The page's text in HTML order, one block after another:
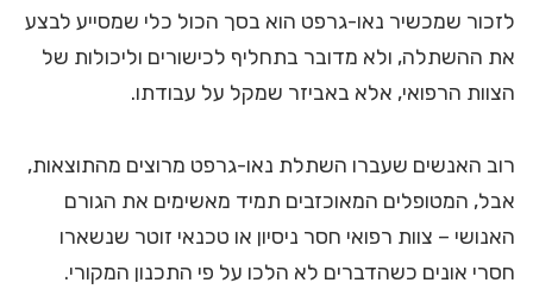
לזכור שמכשיר נאו-גרפט הוא בסך הכול כלי שמסייע לבצע
את ההשתלה, ולא מדובר בתחליף לכישורים וליכולות של
הצוות הרפואי, אלא באביזר שמקל על עבודתו.
רוב האנשים שעברו השתלת נאו-גרפט מרוצים מהתוצאות,
אבל, המטופלים המאוכזבים תמיד מאשימים את הגורם
האנושי – צוות רפואי חסר ניסיון או טכנאי זוטר שנשארו
חסרי אונים כשהדברים לא הלכו על פי התכנון המקורי.